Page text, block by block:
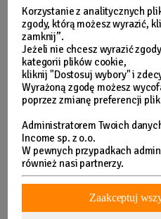
Korzystanie z analitycznych
zgody, którą możesz wyrazić,
zamknij”.
Jeżeli nie chcesz wyrazić
kategorii plików cookie,
kliknij "Dostosuj wybory" i
Wyrażoną zgodę możesz
poprzez zmianę preferencji
Administratorem Twoich
Income sp. z o.o.
W pewnych przypadkach
również nasi partnerzy.
Zaakceptuj